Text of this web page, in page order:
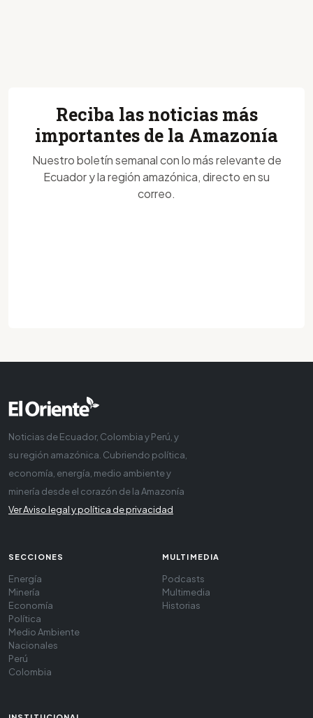
Reciba las noticias más
importantes de la Amazonía
Nuestro boletín semanal con lo más relevante de
Ecuador y la región amazónica, directo en su
correo.
Noticias de Ecuador, Colombia y Perú, y
su región amazónica. Cubriendo política,
economía, energía, medio ambiente y
minería desde el corazón de la Amazonía
Ver Aviso legal y política de privacidad
SECCIONES
Energía
Minería
Economía
Política
Medio Ambiente
Nacionales
Perú
Colombia
MULTIMEDIA
Podcasts
Multimedia
Historias